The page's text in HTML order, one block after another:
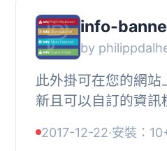
info-
by
此外掛可在您的網站
新且可以自訂的資訊
WordPress 版本至
2017-12-22·安裝：